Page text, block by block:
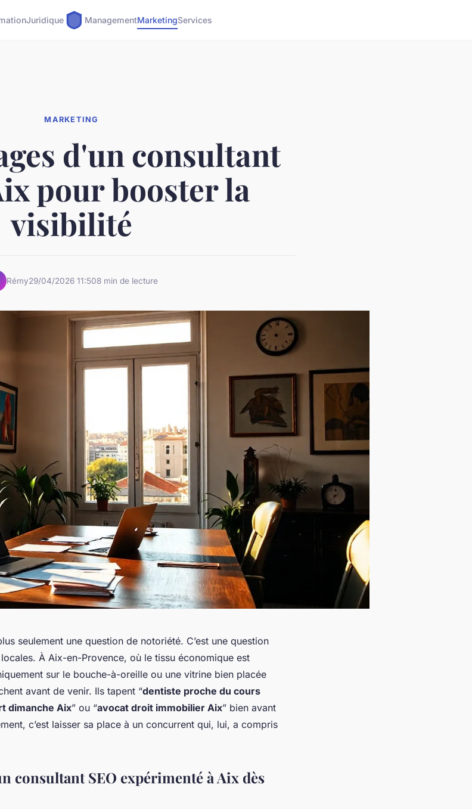
Juridique ManagementMarketingServices
MARKETING
d'un consultant
pour booster la
visibilité
Rémy29/04/2026 11:508 min de lecture
seulement une question de notoriété. C’est une question
À Aix-en-Provence, où le tissu économique est
sur le bouche-à-oreille ou une vitrine bien placée
avant de venir. Ils tapent “dentiste proche du cours
dimanche Aix” ou “avocat droit immobilier Aix” bien avant
c’est laisser sa place à un concurrent qui, lui, a compris
consultant SEO expérimenté à Aix dès